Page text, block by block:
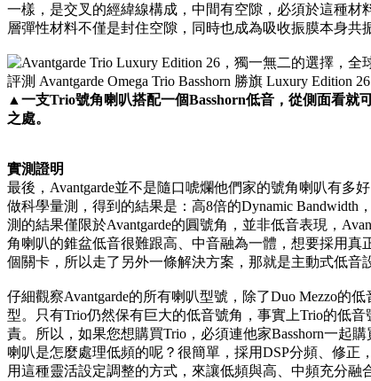
一樣，是交叉的經緯線構成，中間有空隙，必須於這種
層彈性材料不僅是封住空隙，同時也成為吸收振膜本身共
▲ 一支Trio號角喇叭搭配一個Basshorn低音，從側面看
之處。
實測證明
最後，Avantgarde並不是隨口唬爛他們家的號角喇叭有多
做科學量測，得到的結果是：高8倍的Dynamic Bandwidth
測的結果僅限於Avantgarde的圓號角，並非低音表現，
角喇叭的錐盆低音很難跟高、中音融為一體，想要採用真
個關卡，所以走了另外一條解決方案，那就是主動式低音
仔細觀察Avantgarde的所有喇叭型號，除了Duo Mezzo的
型。只有Trio仍然保有巨大的低音號角，事實上Trio的低
責。所以，如果您想購買Trio，必須連他家Basshorn一起
喇叭是怎麼處理低頻的呢？很簡單，採用DSP分頻、修正
用這種靈活設定調整的方式，來讓低頻與高、中頻充分融